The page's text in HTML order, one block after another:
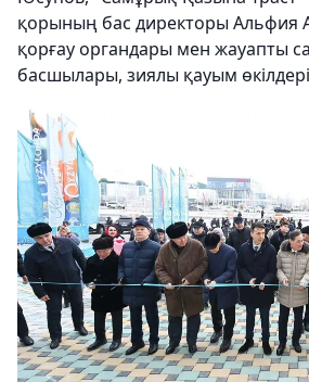
қорының бас директоры Альфия
қорғау органдары мен жауапты
басшылары, зиялы қауым